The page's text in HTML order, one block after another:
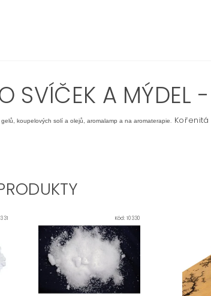
SVÍČEK A MÝDEL -
koupelových solí a olejů, aromalamp a na aromaterapie.
Kód:10330